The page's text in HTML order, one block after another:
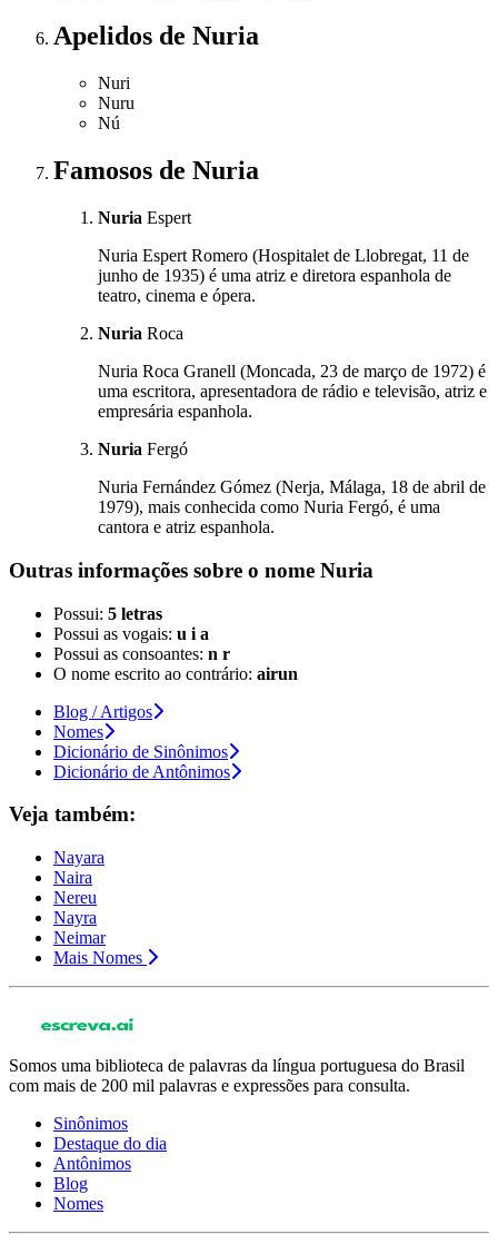
Apelidos de Nuria
Nuri
Nuru
Nú
Famosos de Nuria
Nuria Espert
Nuria Espert Romero (Hospitalet de Llobregat, 11 de
junho de 1935) é uma atriz e diretora espanhola de
teatro, cinema e ópera.
Nuria Roca
Nuria Roca Granell (Moncada, 23 de março de 1972) é
uma escritora, apresentadora de rádio e televisão, atriz e
empresária espanhola.
Nuria Fergó
Nuria Fernández Gómez (Nerja, Málaga, 18 de abril de
1979), mais conhecida como Nuria Fergó, é uma
cantora e atriz espanhola.
Outras informações sobre o nome Nuria
Possui: 5 letras
Possui as vogais: u i a
Possui as consoantes: n r
O nome escrito ao contrário: airun
Blog / Artigos
Nomes
Dicionário de Sinônimos
Dicionário de Antônimos
Veja também:
Nayara
Naira
Nereu
Nayra
Neimar
Mais Nomes
Somos uma biblioteca de palavras da língua portuguesa do Brasil
com mais de 200 mil palavras e expressões para consulta.
Sinônimos
Destaque do dia
Antônimos
Blog
Nomes